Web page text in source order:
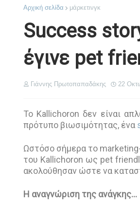
Αρχική σελίδα μάρκετινγκ
Success
έγινε pet
Γιάννης Πρωτοπαπαδάκης 22
Το Kallichoron δεν είναι
πρότυπο βιωσιμότητας, ένα
Ωστόσο σήμερα το
του Kallichoron ως pet
ακολούθησαν ώστε να
Η αναγνώριση της ανάγκης…